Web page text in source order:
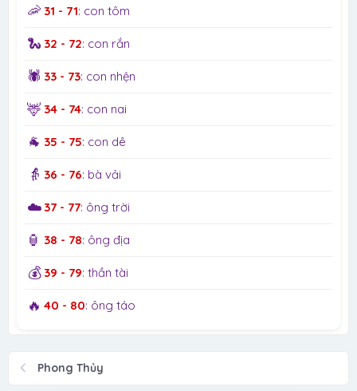
🦐 31 - 71: con tôm
🐍 32 - 72: con rắn
🕷️ 33 - 73: con nhện
🦌 34 - 74: con nai
🐐 35 - 75: con dê
👵 36 - 76: bà vải
☁️ 37 - 77: ông trời
🏮 38 - 78: ông địa
💰 39 - 79: thần tài
🔥 40 - 80: ông táo
Phong Thủy